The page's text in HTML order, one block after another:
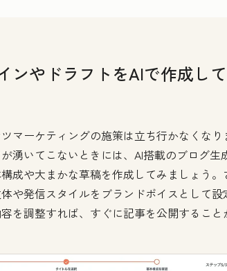
ンやドラフトをAIで作成して
マーケティングの施策は立ち行かなくなり
湧いてこないときには、AI搭載のブログ生
成や大まかな草稿を作成してみましょう。
や発信スタイルをブランドボイスとして設
を調整すれば、すぐに記事を公開すること